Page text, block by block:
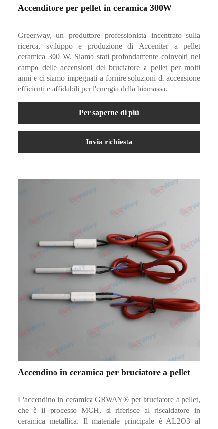
Accenditore per pellet in ceramica 300W
Greenway, un produttore professionista incentrato sulla
ricerca, sviluppo e produzione di Acceniter a pellet
ceramica 300 W. Siamo stati profondamente coinvolti nel
campo delle accensioni del bruciatore a pellet per molti
anni e ci siamo impegnati a fornire soluzioni di accensione
efficienti e affidabili per l'energia della biomassa.
Per saperne di più
Invia richiesta
Accendino in ceramica per bruciatore a pellet
L'accendino in ceramica GRWAY® per bruciatore a pellet,
che è il processo MCH, si riferisce al riscaldatore in
ceramica metallica. Il materiale principale è AL2O3 al